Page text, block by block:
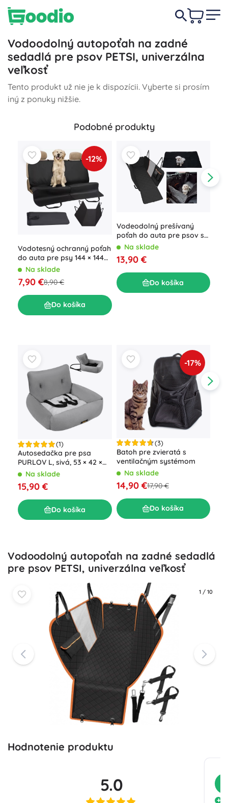
Vodoodolný autopoťah na zadné
sedadlá pre psov PETSI, univerzálna
veľkosť
Tento produkt už nie je k dispozícii. Vyberte si prosím
iný z ponuky nižšie.
Podobné produkty
-12%
Vodotesný ochranný poťah
do auta pre psy 144 × 144
cmNa sklade
7,90 €8,90 €
Do košíka
Vodeodolný prešívaný
poťah do auta pre psov s
bočnicami a sieťkou
Na sklade
13,90 €
Do košíka
(1)
Autosedačka pre psa
PURLOV L, sivá, 53 × 42 ×
30 cm
Na sklade
15,90 €
Do košíka
-17%
(3)
Batoh pre zvieratá s
ventilačným systémom
Na sklade
14,90 €17,90 €
Do košíka
Vodoodolný autopoťah na zadné sedadlá
pre psov PETSI, univerzálna veľkosť
1 / 10
Hodnotenie produktu
5.0